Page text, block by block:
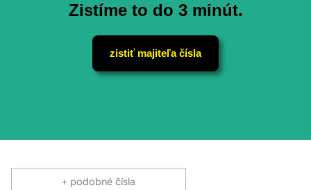
Zistíme to do 3 minút.
zistiť majiteľa čísla
+ podobné čísla